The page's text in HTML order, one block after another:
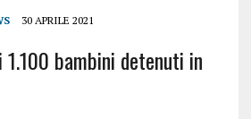
30 APRILE 2021
1.100 bambini detenuti in